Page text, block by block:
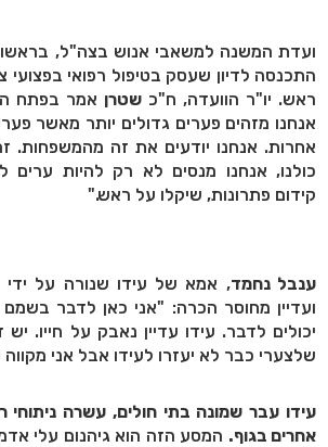
ועדת המשנה למשאבי אנוש בצה"ל,
התכנסה לדיון שעסק בטיפול רפואי בפצועי
ראש. יו"ר הוועדה, ח"כשטרןאמר בפתח
אנחנו מזהים פערים גדולים יותר מאשר
אחרות. אנחנו יודעים את זה מהמשפחות.
כולנו, אנחנו מנסים לא רק להיות ערים
קידום פתרונות, שיקלו על ראש."
ענבל נחמד, אמא של עידו שנורה על ידי
ועדיין מחוסר הכרה: "אני כאן לדבר בשמם
יכולים לדבר. עידו עדיין נאבק על חייו. יש
שלצערי כבר לא יעזרו לעידו אבל אני מקווה
עידו עבר שמונה בתי חולים, עשרה ניתוחי
אחרים בגוף.המסע הזה הוא גיהנום עלי